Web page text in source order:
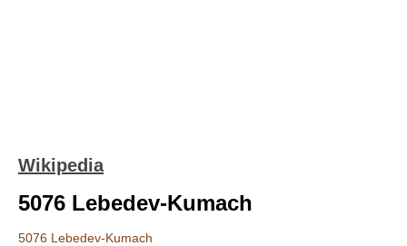
Wikipedia
5076 Lebedev-Kumach
5076 Lebedev-Kumach